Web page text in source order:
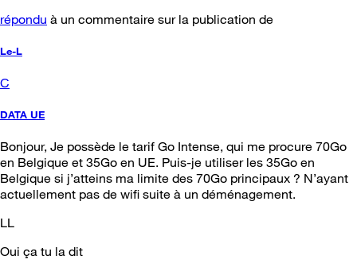
répondu à un commentaire sur la publication de
Le-L
C
DATA UE
Bonjour, Je possède le tarif Go Intense, qui me procure 70Go
en Belgique et 35Go en UE. Puis-je utiliser les 35Go en
Belgique si j’atteins ma limite des 70Go principaux ? N’ayant
actuellement pas de wifi suite à un déménagement.
LL
Oui ça tu la dit